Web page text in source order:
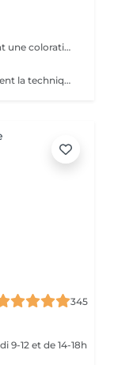
Le Forfait Coloration Coupe Brushing contient une coloration des racines et une coupe. Dépendant de la quantité de couleur utilisée ou de la longueur des cheveux le prix peut varier. (Veuillez sélectionner le Forfait Balayage au cas où vous souhaitez avoir des mèches ou un Balayage.) En cas de questions veuillez appeler au +352 26 35 02 89
Le Forfait Balayage + Coupe + Brushing contient la technique Balayage, un coulage (pour donner le bon reflet au Balayage), Olaplex, une Coupe et un Brushing. Dépendant de la quantité de produit utilisée ou de la longueur des cheveux, le prix peut varier. En cas de questions veuillez appeler au +352 26 35 02 89.
345